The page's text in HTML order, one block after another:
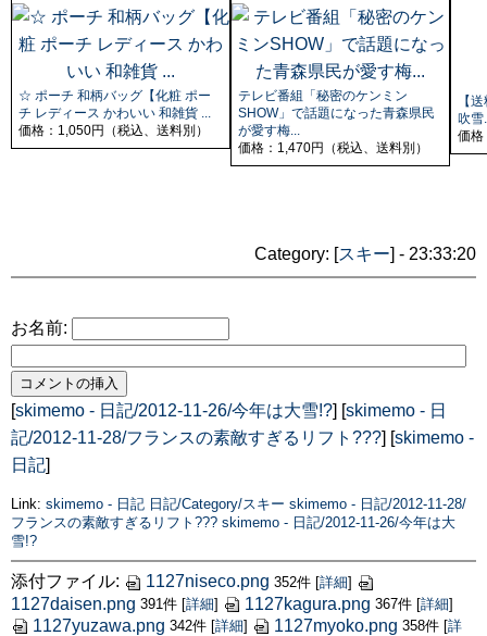
☆ ポーチ 和柄バッグ【化粧 ポー
チ レディース かわいい 和雑貨 ...
価格：1,050円（税込、送料別）
テレビ番組「秘密のケンミン
SHOW」で話題になった青森県民
が愛す梅...
価格：1,470円（税込、送料別）
【
吹雪
価格
Category: [スキー] - 23:33:20
お名前:
[skimemo - 日記/2012-11-26/今年は大雪!?] [skimemo - 日
記/2012-11-28/フランスの素敵すぎるリフト???] [skimemo -
日記]
Link: skimemo - 日記 日記/Category/スキー skimemo - 日記/2012-11-28/
フランスの素敵すぎるリフト??? skimemo - 日記/2012-11-26/今年は大
雪!?
添付ファイル: 1127niseco.png 352件 [詳細]
1127daisen.png 391件 [詳細] 1127kagura.png 367件 [詳細]
1127yuzawa.png 342件 [詳細] 1127myoko.png 358件 [詳